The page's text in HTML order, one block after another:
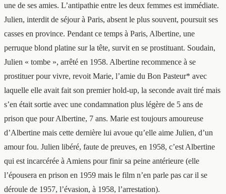
une de ses amies. L’antipathie entre les deux femmes est immédiate.
Julien, interdit de séjour à Paris, absent le plus souvent, poursuit ses
casses en province. Pendant ce temps à Paris, Albertine, une
perruque blond platine sur la tête, survit en se prostituant. Soudain,
Julien « tombe », arrêté en 1958. Albertine recommence à se
prostituer pour vivre, revoit Marie, l’amie du Bon Pasteur* avec
laquelle elle avait fait son premier hold-up, la seconde avait tiré mais
s’en était sortie avec une condamnation plus légère de 5 ans de
prison que pour Albertine, 7 ans. Marie est toujours amoureuse
d’Albertine mais cette dernière lui avoue qu’elle aime Julien, d’un
amour fou. Julien libéré, faute de preuves, en 1958, c’est Albertine
qui est incarcérée à Amiens pour finir sa peine antérieure (elle
l’épousera en prison en 1959 mais le film n’en parle pas car il se
déroule de 1957, l’évasion, à 1958, l’arrestation).